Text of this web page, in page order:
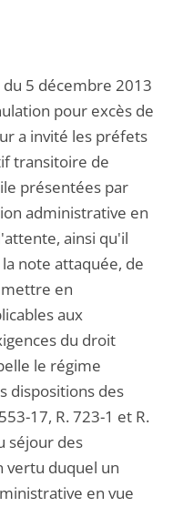
5 décembre 2013
pour excès de
a invité les préfets
transitoire de
présentées par
administrative en
ainsi qu'il
note attaquée, de
en
aux
du droit
le régime
dispositions des
17, R. 723-1 et R.
séjour des
vertu duquel un
en vue